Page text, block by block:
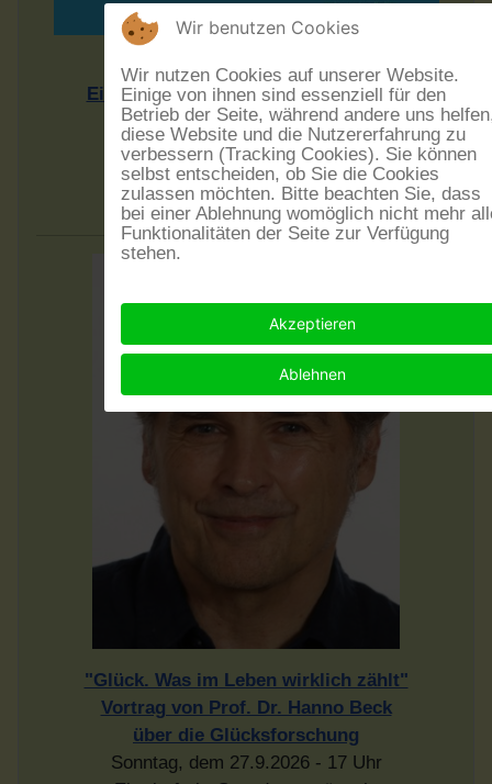
Rheinhesssiche Mundarten
Einführung in eine Sprachlandschaft
Vortrag von Dr. Rudolf Post
Sonntag, dem 20.9.2026 - 17 Uhr
Eintritt frei - Spenden erwünscht
im Museumskeller Guntersblum
"Glück. Was im Leben wirklich zählt"
Vortrag von Prof. Dr. Hanno Beck
über die Glücksforschung
Sonntag, dem 27.9.2026 - 17 Uhr
Wir benutzen Cookies
Wir nutzen Cookies auf unserer Website.
Einige von ihnen sind essenziell für den
Betrieb der Seite, während andere uns
diese Website und die Nutzererfahrung zu
verbessern (Tracking Cookies). Sie können
selbst entscheiden, ob Sie die Cookies
zulassen möchten. Bitte beachten Sie, dass
bei einer Ablehnung womöglich nicht mehr
Funktionalitäten der Seite zur Verfügung
stehen.
Akzeptieren
Ablehnen